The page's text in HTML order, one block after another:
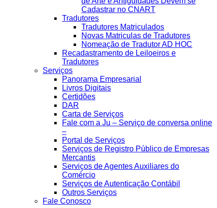
Cadastrar no CNART
Tradutores
Tradutores Matriculados
Novas Matriculas de Tradutores
Nomeação de Tradutor AD HOC
Recadastramento de Leiloeiros e
Tradutores
Serviços
Panorama Empresarial
Livros Digitais
Certidões
DAR
Carta de Serviços
Fale com a Ju – Serviço de conversa online
–
Portal de Serviços
Serviços de Registro Público de Empresas
Mercantis
Serviços de Agentes Auxiliares do
Comércio
Serviços de Autenticação Contábil
Outros Serviços
Fale Conosco